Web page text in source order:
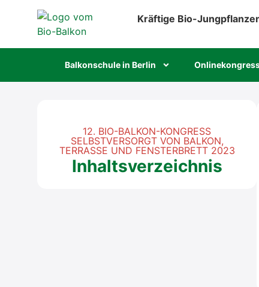
Kräftige Bio-
Bal­kon­schu­le in Ber­lin
12. BIO-BALKON-KONGRESS
SELBSTVERSORGT VON BALKON,
TERRASSE UND FENSTERBRETT 2023
Inhaltsverzeichnis